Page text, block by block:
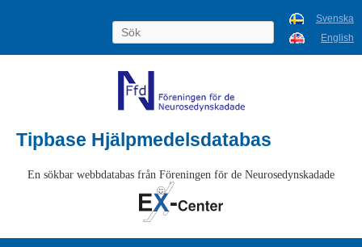
Svenska
English
Tipbase Hjälpmedelsdatabas
En sökbar webbdatabas från Föreningen för de Neurosedynskadade